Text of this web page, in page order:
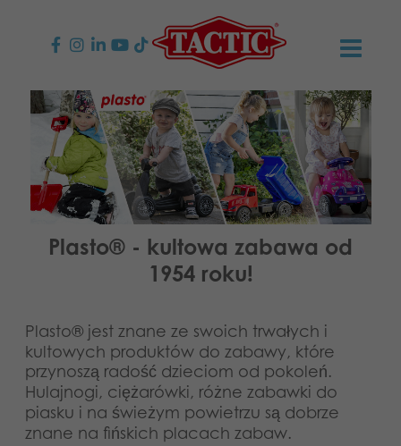
PRODUKTY
Gry dla dzieci
Gry rodzinne
Gry dla dorosłych
Gry plenerowe
Puzzle
Zabawki
Aplikacje
AKTUALNOŚCI
TACTIC
Zasady postępowania
Odpowiedzialność
Nasza historia
KONTAKT
Napisz do nas
Strony internetowe
Media
Plasto® - kultowa zabawa od
1954 roku!
Plasto® jest znane ze swoich trwałych i
kultowych produktów do zabawy, które
przynoszą radość dzieciom od pokoleń.
Hulajnogi, ciężarówki, różne zabawki do
piasku i na świeżym powietrzu są dobrze
znane na fińskich placach zabaw.